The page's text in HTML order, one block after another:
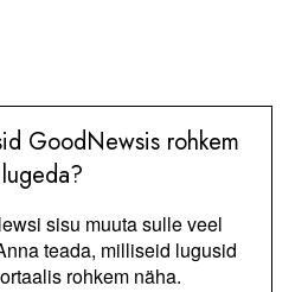
GoodNewsis rohkem
lugeda?
sisu muuta sulle veel
teada, milliseid lugusid
rohkem näha.